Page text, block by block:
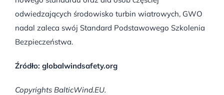
odwiedzających środowisko turbin wiatrowych, GWO
nadal zaleca swój Standard Podstawowego Szkolenia
Bezpieczeństwa.
Źródło: globalwindsafety.org
Copyrights BalticWind.EU.